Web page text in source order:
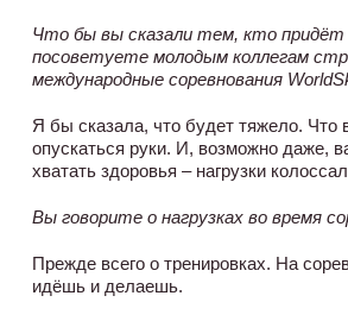
Что бы вы сказали тем, кто придёт
посоветуете молодым коллегам
международные соревнования
Я бы сказала, что будет тяжело. Что
опускаться руки. И, возможно даже,
хватать здоровья – нагрузки
Вы говорите о нагрузках во время
Прежде всего о тренировках. На
идёшь и делаешь.